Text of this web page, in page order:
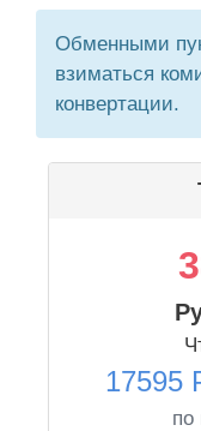
Обменными
взиматься
конвертации.
17595
по